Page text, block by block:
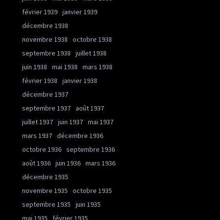
février 1939 janvier 1939
décembre 1938
novembre 1938
octobre 1938
septembre 1938
juillet 1938
juin 1938
mai 1938
mars 1938
février 1938
janvier 1938
décembre 1937
septembre 1937 août 1937
juillet 1937 juin 1937 mai 1937
mars 1937 décembre 1936
octobre 1936 septembre 1936
août 1936 juin 1936 mars 1936
décembre 1935
novembre 1935
octobre 1935
septembre 1935
juin 1935
mai 1935
février 1935